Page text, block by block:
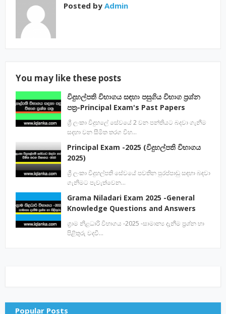
Posted by Admin
You may like these posts
විදුහල්පති විභාගය සඳහා පසුගිය විභාග ප්‍රශ්න
පත්‍ර-Principal Exam's Past Papers
ශ්‍රී ලංකා විදුහලේ සේවයේ 2 වන පන්තියට බදවා ගැනීම
සදහා වන සීමිත තරග විභ…
Principal Exam -2025 (විදුහල්පති විභාගය
2025)
ශ්‍රී ලංකා විදුහල්පති සේවයේ පවතින පුරප්පාඩු සඳහා බඳවා
ගැනිමට පැවැත්වෙන…
Grama Niladari Exam 2025 -General
Knowledge Questions and Answers
ග්‍රාම නිළධාරි විභාගය -2025 -සාමාන්‍ය දැනීම ප්‍රශ්න හා
පිළිතුරු වදවී…
Popular Posts